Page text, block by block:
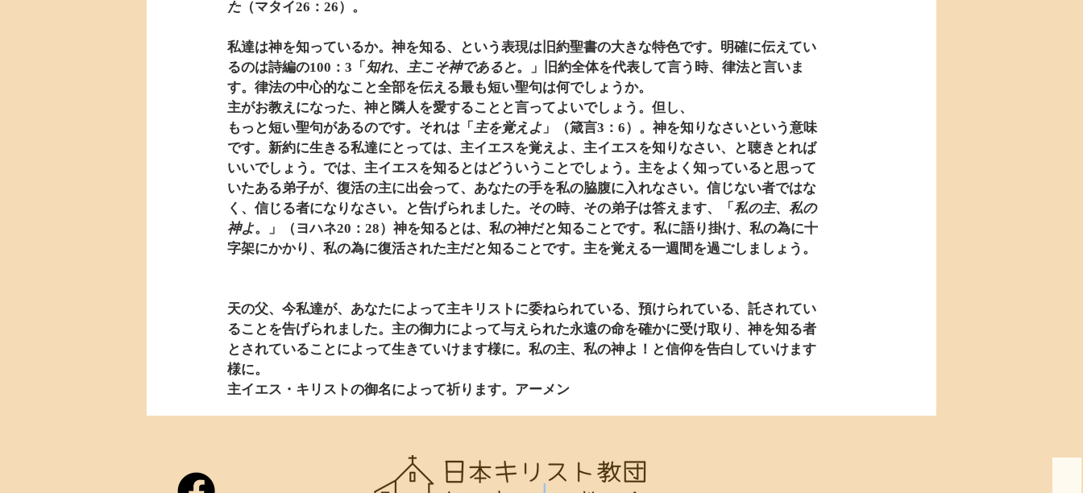
た（マタイ26：26）。
私達は神を知っているか。神を知る、という表現は旧約聖書の大きな特色です。明確に伝えてい
るのは詩編の100：3「 知れ、主こそ神であると。」旧約全体を代表して言う時、律法と言いま
す。律法の中心的なこと全部を伝える最も短い聖句は何でしょうか。
主がお教えになった、神と隣人を愛することと言ってよいでしょう。但し、
もっと短い聖句があるのです。それは「 主を覚えよ 」（箴言3：6）。神を知りなさいという意味
です。新約に生きる私達にとっては、主イエスを覚えよ、主イエスを知りなさい、と聴きとれば
いいでしょう。では、主イエスを知るとはどういうことでしょう。主をよく知っていると思って
いたある弟子が、復活の主に出会って、あなたの手を私の脇腹に入れなさい。信じない者ではな
く、信じる者になりなさい。と告げられました。その時、その弟子は答えます、「 私の主、私の
神よ。」（ヨハネ20：28）神を知るとは、私の神だと知ることです。私に語り掛け、私の為に十
字架にかかり、私の為に復活された主だと知ることです。主を覚える一週間を過ごしましょう。
天の父、今私達が、あなたによって主キリストに委ねられている、預けられている、託されてい
ることを告げられました。主の御力によって与えられた永遠の命を確かに受け取り、神を知る者
とされていることによって生きていけます様に。私の主、私の神よ！と信仰を告白していけます
様に。
主イエス・キリストの御名によって祈ります。アーメン